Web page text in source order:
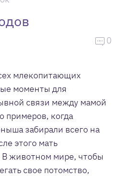
0
млекопитающих
моменты для
связи между мамой
примеров, когда
забирали всего на
этого мать
В животном мире, чтобы
свое потомство,